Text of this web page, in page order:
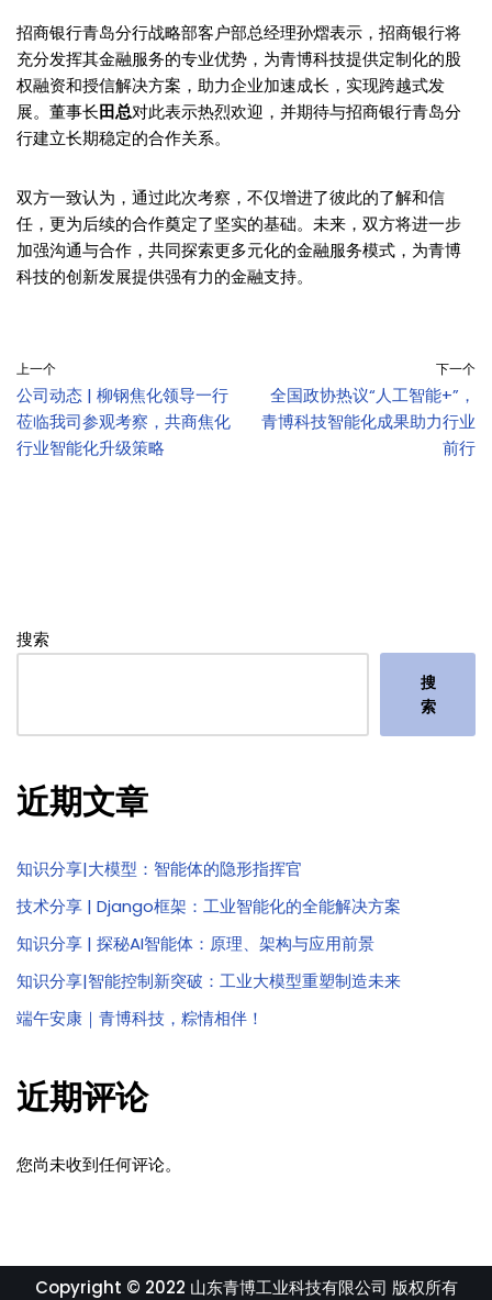
招商银行青岛分行战略部客户部总经理孙熠表示，招商银行将
充分发挥其金融服务的专业优势，为青博科技提供定制化的股
权融资和授信解决方案，助力企业加速成长，实现跨越式发
展。董事长田总对此表示热烈欢迎，并期待与招商银行青岛分
行建立长期稳定的合作关系。
双方一致认为，通过此次考察，不仅增进了彼此的了解和信
任，更为后续的合作奠定了坚实的基础。未来，双方将进一步
加强沟通与合作，共同探索更多元化的金融服务模式，为青博
科技的创新发展提供强有力的金融支持。
上一个
公司动态 | 柳钢焦化领导一行
莅临我司参观考察，共商焦化
行业智能化升级策略
下一个
全国政协热议“人工智能+”，
青博科技智能化成果助力行业
前行
搜索
搜
索
近期文章
知识分享|大模型：智能体的隐形指挥官
技术分享 | Django框架：工业智能化的全能解决方案
知识分享 | 探秘AI智能体：原理、架构与应用前景
知识分享|智能控制新突破：工业大模型重塑制造未来
端午安康｜青博科技，粽情相伴！
近期评论
您尚未收到任何评论。
Copyright © 2022 山东青博工业科技有限公司 版权所有